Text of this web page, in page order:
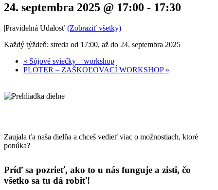
24. septembra 2025 @ 17:00 - 17:30
|Pravidelná Udalosť (Zobraziť všetky)
Každý týždeň: streda od 17:00, až do 24. septembra 2025
« Sójové sviečky – workshop
PLOTER – ZAŠKOĽOVACÍ WORKSHOP »
Zaujala ťa naša dielňa a chceš vedieť viac o možnostiach, ktoré
ponúka?
Príď sa pozrieť, ako to u nás funguje a zisti, čo
všetko sa tu dá robiť!